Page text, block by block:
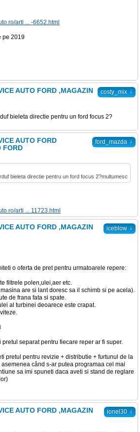
arti ... -6652.html
pe 2019
costy_mix ↓
AUTO FORD ,MAGAZIN
bieleta directie pentru un ford focus 2?
ford_mazda ↓
AUTO FORD
FORD
bieleta directie pentru un ford focus 2?multumesc
arti ... 11723.html
iceblow ↓
AUTO FORD ,MAGAZIN
o oferta de pret pentru urmatoarele repere:
filtrele polen,ulei,aer etc.
are si lant doresc sa il schimb si pe acela).
de frana fata si spate.
al turbinei deoarece este crapat.
separat pentru fiecare reper ar fi super.
pretul pentru revizie + distributie + furtunul de la
când s-ar putea programaa cel mai
sa imi spuneti daca aveti si stand de reglare
ionel30 ↓
AUTO FORD ,MAGAZIN